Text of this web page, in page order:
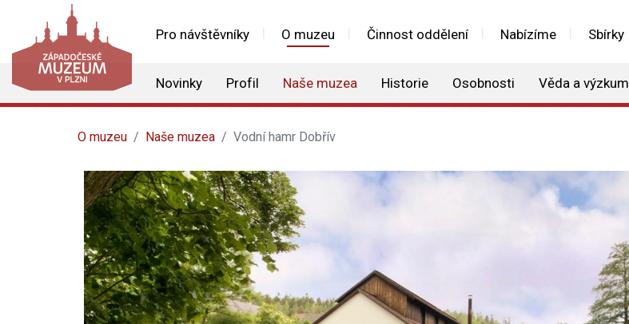
Pro návštěvníky O muzeu Činnost oddělení Nabízíme Sbírky
Novinky Profil Naše muzea Historie Osobnosti Věda a výzkum
O muzeu Naše muzea Vodní hamr Dobřív